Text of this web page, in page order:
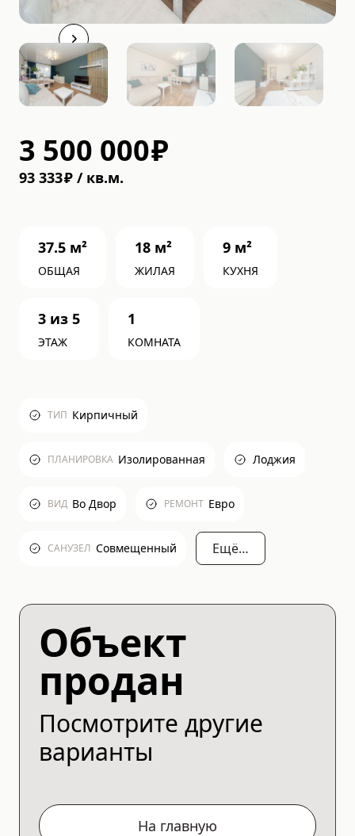
3 500 000₽
93 333₽ / кв.м.
37.5 м²
ОБЩАЯ
18 м²
ЖИЛАЯ
9 м²
КУХНЯ
3 из 5
ЭТАЖ
1
КОМНАТА
ТИП Кирпичный
ПЛАНИРОВКА Изолированная Лоджия
ВИД Во Двор РЕМОНТ Евро
САНУЗЕЛ Совмещенный Ещё…
Объект
продан
Посмотрите другие
варианты
На главную